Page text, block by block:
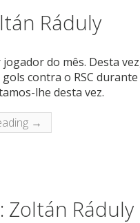
Ráduly
do mês. Desta
contra o RSC
lhe desta vez.
→
Ráduly